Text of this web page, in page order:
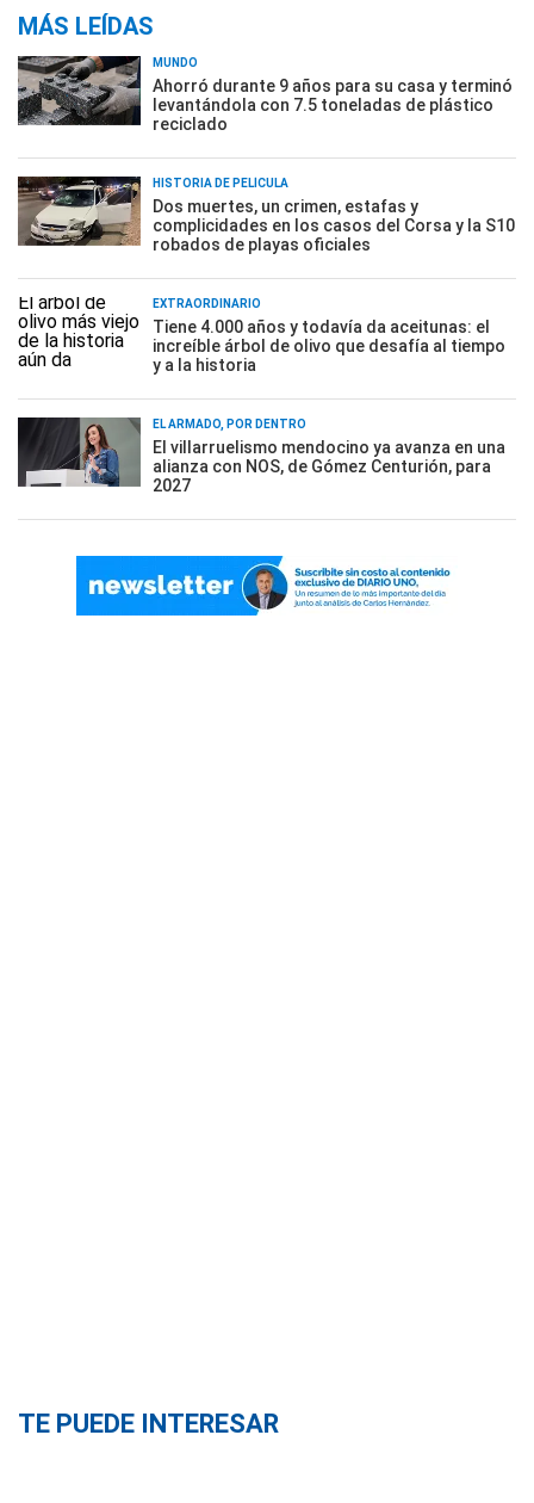
MÁS LEÍDAS
MUNDO
Ahorró durante 9 años para su casa y terminó
levantándola con 7.5 toneladas de plástico
reciclado
HISTORIA DE PELÍCULA
Dos muertes, un crimen, estafas y
complicidades en los casos del Corsa y la S10
robados de playas oficiales
EXTRAORDINARIO
Tiene 4.000 años y todavía da aceitunas: el
increíble árbol de olivo que desafía al tiempo
y a la historia
EL ARMADO, POR DENTRO
El villarruelismo mendocino ya avanza en una
alianza con NOS, de Gómez Centurión, para
2027
TE PUEDE INTERESAR